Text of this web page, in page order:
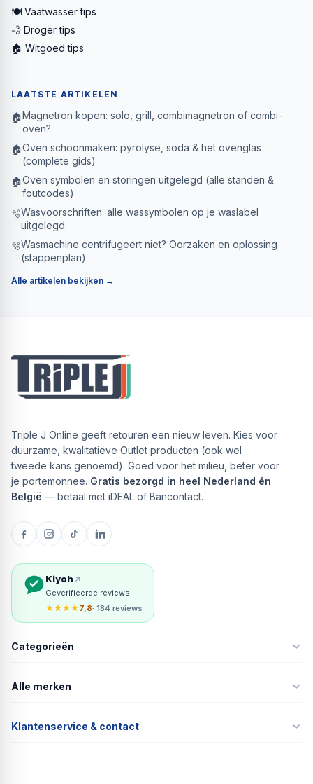
🍽️ Vaatwasser tips
💨 Droger tips
🏠 Witgoed tips
LAATSTE ARTIKELEN
🏠Magnetron kopen: solo, grill, combimagnetron of combi-
oven?
🏠Oven schoonmaken: pyrolyse, soda & het ovenglas
(complete gids)
🏠Oven symbolen en storingen uitgelegd (alle standen &
foutcodes)
🫧Wasvoorschriften: alle wassymbolen op je waslabel
uitgelegd
🫧Wasmachine centrifugeert niet? Oorzaken en oplossing
(stappenplan)
Alle artikelen bekijken →
Triple J Online geeft retouren een nieuw leven. Kies voor
duurzame, kwalitatieve Outlet producten (ook wel
tweede kans genoemd). Goed voor het milieu, beter voor
je portemonnee. Gratis bezorgd in heel Nederland én
België — betaal met iDEAL of Bancontact.
Kiyoh
Geverifieerde reviews
★★★★7,8· 184 reviews
Categorieën
Alle merken
Klantenservice & contact